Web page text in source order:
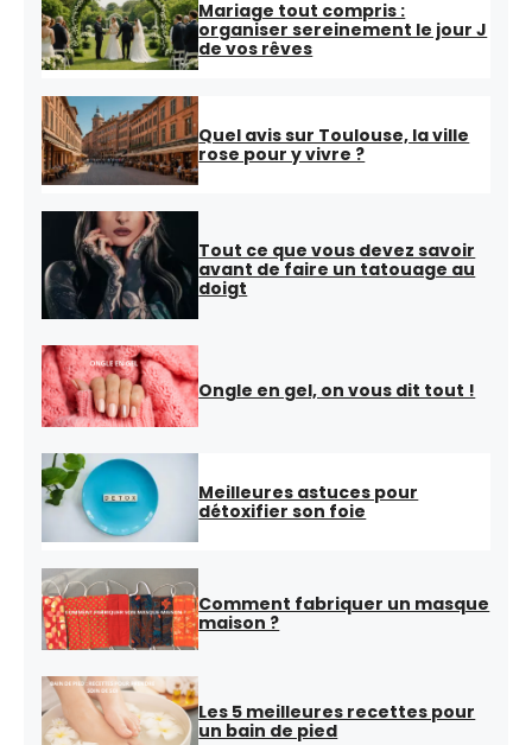
Mariage tout compris :
organiser sereinement le jour J
de vos rêves
Quel avis sur Toulouse, la ville
rose pour y vivre ?
Tout ce que vous devez savoir
avant de faire un tatouage au
doigt
Ongle en gel, on vous dit tout !
Meilleures astuces pour
détoxifier son foie
Comment fabriquer un masque
maison ?
Les 5 meilleures recettes pour
un bain de pied